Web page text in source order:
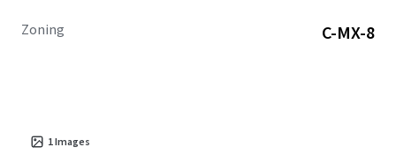
Zoning C-MX-8
1Images